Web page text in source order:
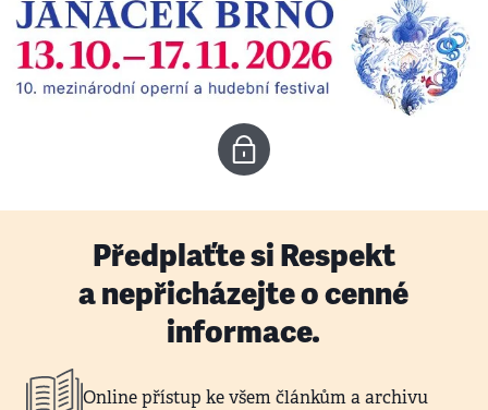
Předplaťte si Respekt
a nepřicházejte o cenné
informace.
Online přístup ke všem článkům a archivu